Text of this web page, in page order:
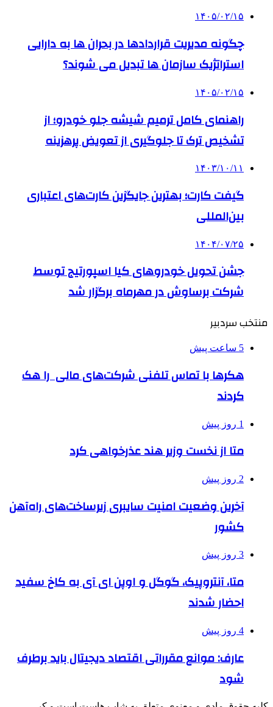
۱۴۰۵/۰۲/۱۵
چگونه مدیریت قراردادها در بحران ها به دارایی
استراتژیک سازمان ها تبدیل می شوند؟
۱۴۰۵/۰۲/۱۵
راهنمای کامل ترمیم شیشه جلو خودرو؛ از
تشخیص ترک تا جلوگیری از تعویض پرهزینه
۱۴۰۳/۱۰/۱۱
گیفت کارت؛ بهترین جایگزین کارت‌های اعتباری
بین‌المللی
۱۴۰۴/۰۷/۲۵
جشن تحویل خودروهای کیا اسپورتیج توسط
شرکت برساوش در مهرماه برگزار شد
منتخب سردبیر
5 ساعت پیش
هکرها با تماس تلفنی شرکت‌های مالی را هک
کردند
1 روز پیش
متا از نخست وزیر هند عذرخواهی کرد
2 روز پیش
آخرین وضعیت امنیت سایبری زیرساخت‌های راه‌آهن
کشور
3 روز پیش
متا، آنتروپیک، گوگل و اوپن ای آی به کاخ سفید
احضار شدند
4 روز پیش
عارف: موانع مقرراتی اقتصاد دیجیتال باید برطرف
شود